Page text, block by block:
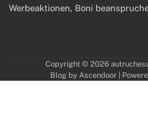
Werbeaktionen, Boni
Copyright © 2026
Blog by Ascendoor|